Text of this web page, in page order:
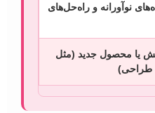
نوآورانه و راه‌حل‌های
یا محصول جدید (مثل
طراحی)